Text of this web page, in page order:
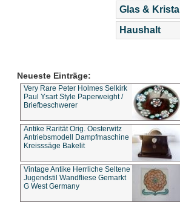
Glas & Kristall
Haushalt
Neueste Einträge:
Very Rare Peter Holmes Selkirk
Paul Ysart Style Paperweight /
Briefbeschwerer
Antike Rarität Orig. Oesterwitz
Antriebsmodell Dampfmaschine
Kreisssäge Bakelit
Vintage Antike Herrliche Seltene
Jugendstil Wandfliese Gemarkt
G West Germany